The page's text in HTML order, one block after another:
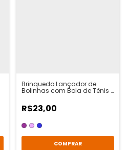
Brinquedo Lançador de
Bolinhas com Bola de Tênis -
R$23,00
COMPRAR